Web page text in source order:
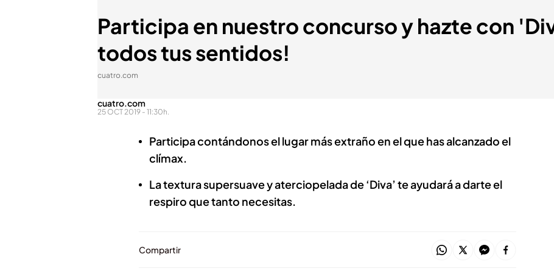
Participa en nuestro concurso y hazte con
todos tus sentidos!
cuatro.com
cuatro.com
25 OCT 2019 - 11:30h.
Participa contándonos el lugar más extraño en el que has alcanzado el
clímax.
La textura supersuave y aterciopelada de ‘Diva’ te ayudará a darte el
respiro que tanto necesitas.
Compartir